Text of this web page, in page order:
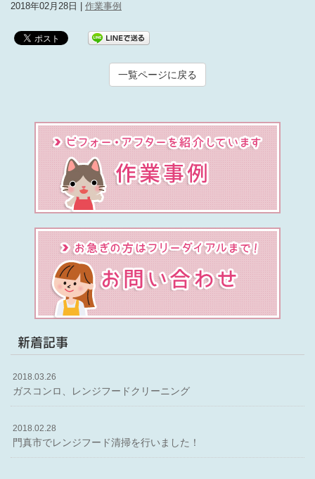
2018年02月28日 | 作業事例
一覧ページに戻る
新着記事
2018.03.26
ガスコンロ、レンジフードクリーニング
2018.02.28
門真市でレンジフード清掃を行いました！